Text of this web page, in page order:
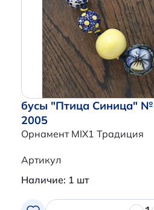
бусы "Птица Синица" №
2005
Орнамент MIX1 Традиция
Артикул
Наличие: 1 шт